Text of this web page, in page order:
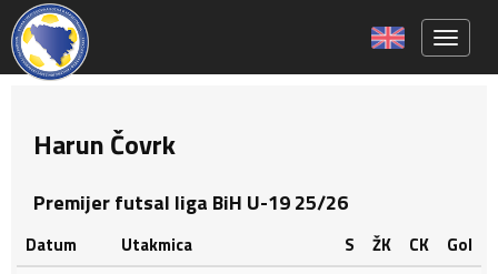
Harun Čovrk
Premijer futsal liga BiH U-19 25/26
Datum Utakmica S ŽK CK
Gol